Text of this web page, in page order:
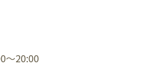
〜20:00